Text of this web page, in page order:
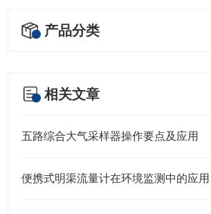
产品分类
相关文章
五路综合大气采样器操作要点及应用
便携式明渠流量计在环境监测中的应用